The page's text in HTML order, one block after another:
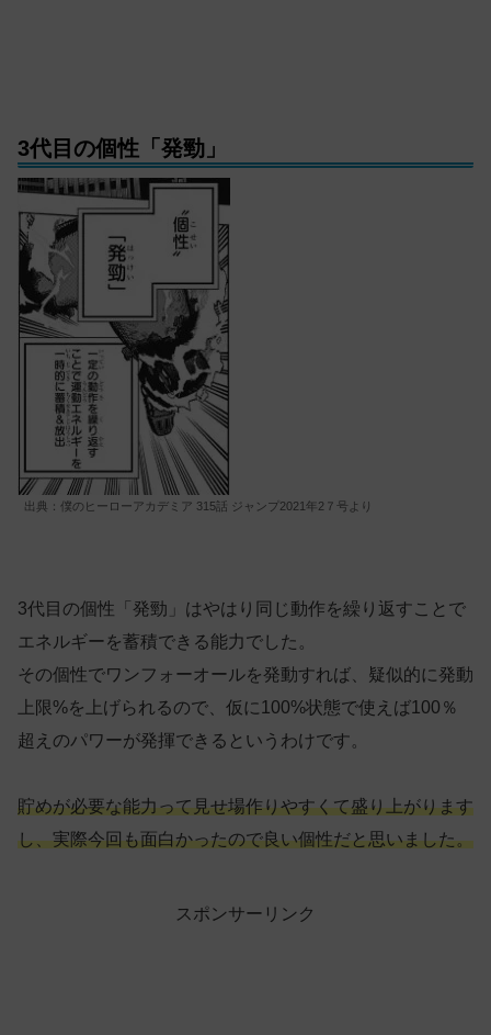
3代目の個性「発勁」
出典：僕のヒーローアカデミア 315話 ジャンプ2021年2７号より
3代目の個性「発勁」はやはり同じ動作を繰り返すことで
エネルギーを蓄積できる能力でした。
その個性でワンフォーオールを発動すれば、疑似的に発動
上限%を上げられるので、仮に100%状態で使えば100％
超えのパワーが発揮できるというわけです。
貯めが必要な能力って見せ場作りやすくて盛り上がります
し、実際今回も面白かったので良い個性だと思いました。
スポンサーリンク